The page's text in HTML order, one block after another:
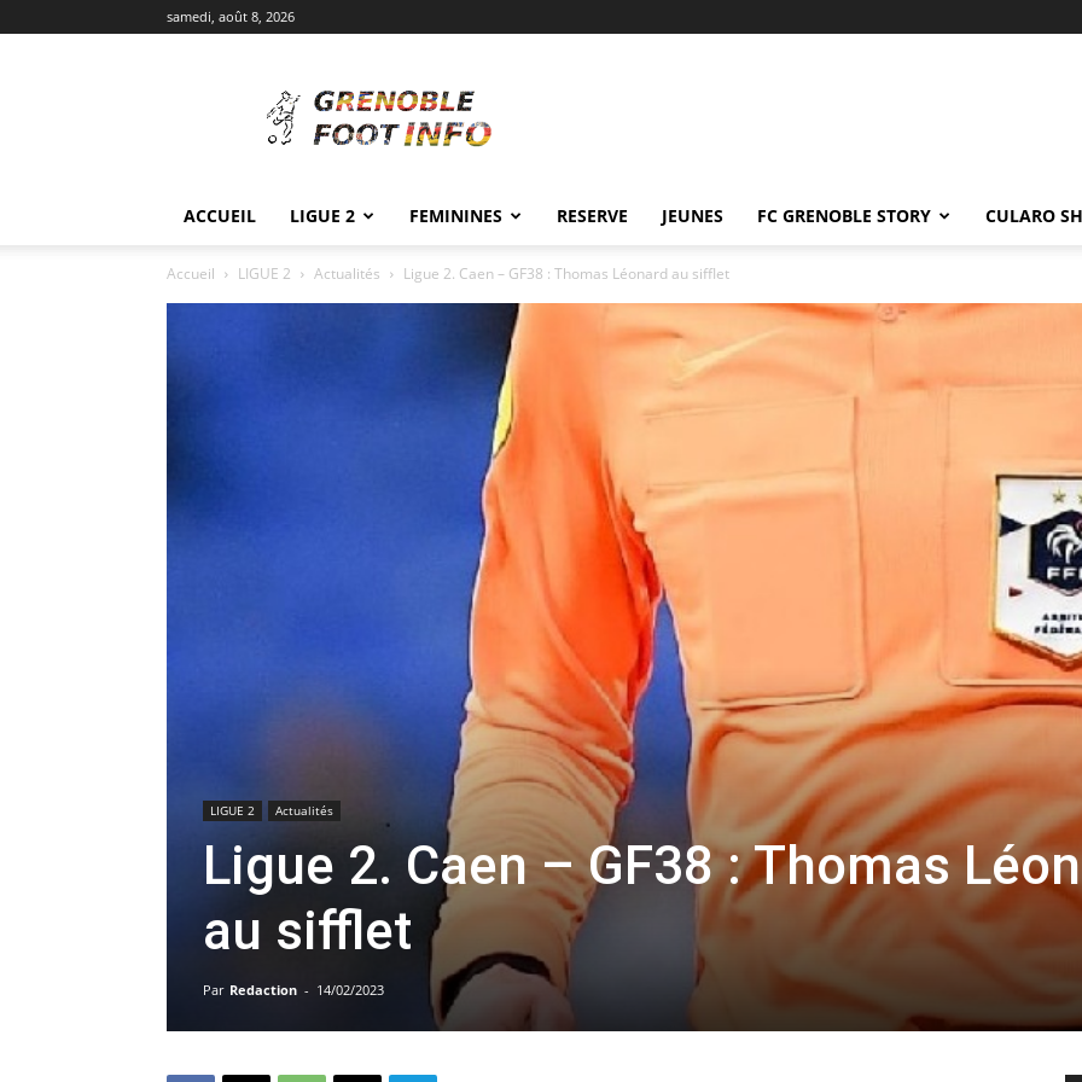
samedi, août 8, 2026
Foot
Info
ACCUEIL LIGUE 2 FEMININES RESERVE JEUNES FC GRENOBLE STORY CULARO
Accueil LIGUE 2 Actualités Ligue 2. Caen – GF38 : Thomas Léonard au sifflet
LIGUE 2 Actualités
Ligue 2. Caen – GF38 : Thomas
au sifflet
Par Redaction - 14/02/2023